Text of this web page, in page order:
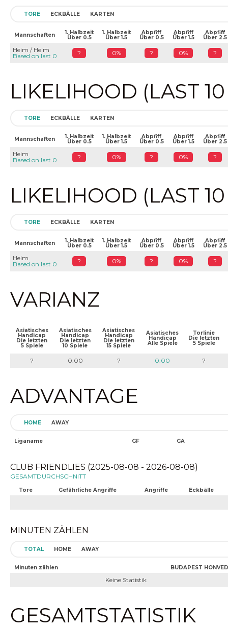
TORE ECKBÄLLE KARTEN
Mannschaften 1. Halbzeit
Über 0.5
1. Halbzeit
Über 1.5
Abpfiff
Über 0.5
Abpfiff
Über 1.5
Abpfiff
Über 2.5
Heim / Heim
Based on last 0
? 0% ? 0% ?
LIKELIHOOD (LAST
TORE ECKBÄLLE KARTEN
Mannschaften 1. Halbzeit
Über 0.5
1. Halbzeit
Über 1.5
Abpfiff
Über 0.5
Abpfiff
Über 1.5
Abpfiff
Über 2.5
Heim
Based on last 0
? 0% ? 0% ?
LIKELIHOOD (LAST
TORE ECKBÄLLE KARTEN
Mannschaften 1. Halbzeit
Über 0.5
1. Halbzeit
Über 1.5
Abpfiff
Über 0.5
Abpfiff
Über 1.5
Abpfiff
Über 2.5
Heim
Based on last 0
? 0% ? 0% ?
VARIANZ
Asiatisches
Handicap
Die letzten
5 Spiele
Asiatisches
Handicap
Die letzten
10 Spiele
Asiatisches
Handicap
Die letzten
15 Spiele
Asiatisches
Handicap
Alle Spiele
Torlinie
Die letzten
5 Spiele
? 0.00 ? 0.00 ?
ADVANTAGE
HOME AWAY
Liganame GF GA
CLUB FRIENDLIES (2025-08-08 - 2026-08-08)
GESAMTDURCHSCHNITT
Tore Gefährliche Angriffe Angriffe Eckbälle
MINUTEN ZÄHLEN
TOTAL HOME AWAY
Minuten zählen BUDAPEST
Keine Statistik
GESAMTSTATISTIK